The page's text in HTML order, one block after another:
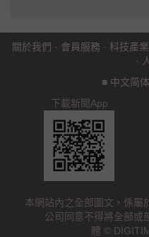
關於我們 · 會員服務 · 科技產
·
■ 中文简
下載新聞App
本網站內之全部圖文，係屬
公司同意不得將全部或
體 ©